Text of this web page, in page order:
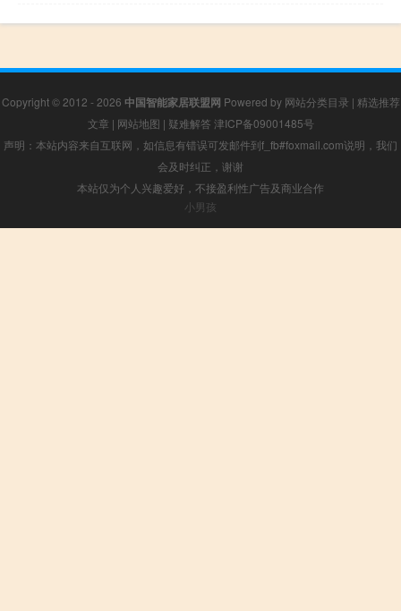
Copyright © 2012 - 2026 中国智能家居联盟网 Powered by 网站分类目录 | 精选推荐
文章 | 网站地图 | 疑难解答 津ICP备09001485号
声明：本站内容来自互联网，如信息有错误可发邮件到f_fb#foxmail.com说明，我们
会及时纠正，谢谢
本站仅为个人兴趣爱好，不接盈利性广告及商业合作
小男孩